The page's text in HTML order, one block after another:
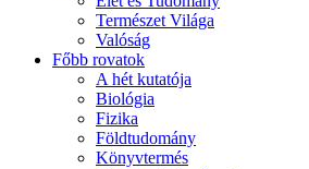
Természet Világa
Valóság
Főbb rovatok
A hét kutatója
Biológia
Fizika
Földtudomány
Könyvtermés